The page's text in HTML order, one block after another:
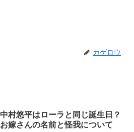
カゲロウ
中村悠平はローラと同じ誕生日？
お嫁さんの名前と怪我について